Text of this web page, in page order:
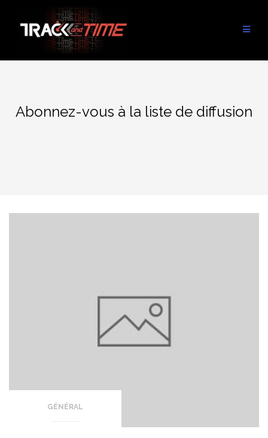
contenu
Abonnez-vous à la liste de diffusion
GÉNÉRAL